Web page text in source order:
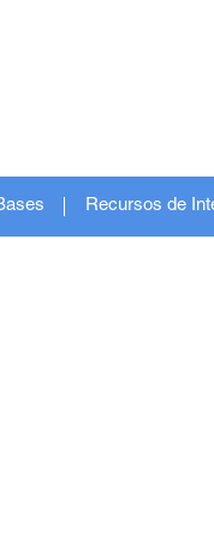
Recursos de